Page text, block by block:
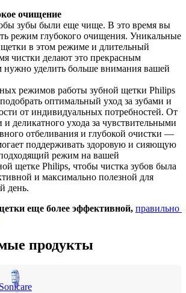
очищение
зубы были еще чище. В это время вы
режим глубокого очищения. Уникальные
в этом режиме и длительный
чистки делают это прекрасным
нужно уделить больше внимания вашей
режимов работы зубной щетки Philips
оптимальный уход за зубами и
от индивидуальных потребностей. От
деликатного ухода за чувствительными
отбеливания и глубокой очистки —
поддерживать здоровую и сияющую
режим на вашей
щетке Philips, чтобы чистка зубов была
и максимально полезной для
день.
еще более эффективной, правильно
продукты